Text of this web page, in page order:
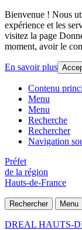
Bienvenue ! Nous
expérience et les
visitez la page
moment, avoir le
En savoir plus
Contenu
Menu
Menu
Recherche
Rechercher
Navigation
Préfet
de la région
Hauts-de-France
Rechercher Menu
DREAL HAUTS-